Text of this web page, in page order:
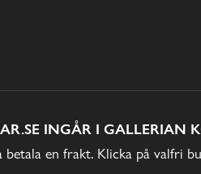
INGÅR I GALLERIAN
en frakt. Klicka på valfri